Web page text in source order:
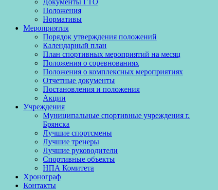
Документы ГТО
Положения
Нормативы
Мероприятия
Порядок утверждения положений
Календарный план
План спортивных мероприятий на месяц
Положения о соревнованиях
Положения о комплексных мероприятиях
Отчетные документы
Постановления и положения
Акции
Учреждения
Муниципальные спортивные учреждения г.
Брянска
Лучшие спортсмены
Лучшие тренеры
Лучшие руководители
Спортивные объекты
НПА Комитета
Хронограф
Контакты